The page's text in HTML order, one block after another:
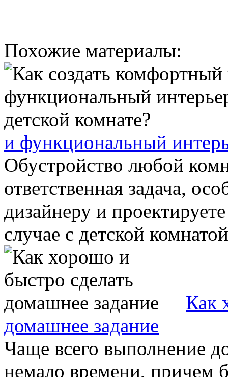
Похожие материалы:
и функциональный
Обустройство любой
ответственная задача,
дизайнеру и
случае с детской
Как
домашнее задание
Чаще всего выполнение
немало времени, причем